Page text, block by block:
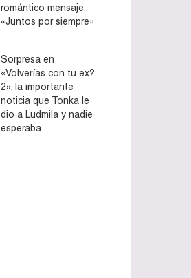
romántico mensaje:
«Juntos por siempre»
Sorpresa en
«Volverías con tu ex?
2»: la importante
noticia que Tonka le
dio a Ludmila y nadie
esperaba